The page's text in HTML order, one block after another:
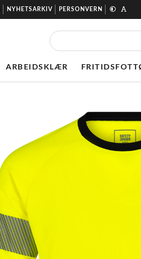
NYHETSARKIV PERSONVERN
ARBEIDSKLÆR